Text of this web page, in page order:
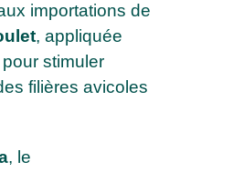
importations de
, appliquée
stimuler
filières avicoles
, le
vos emails et
de votre
et mention légales